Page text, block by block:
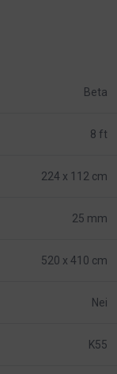
Beta
8 ft
224 x 112 cm
25 mm
520 x 410 cm
Nei
K55